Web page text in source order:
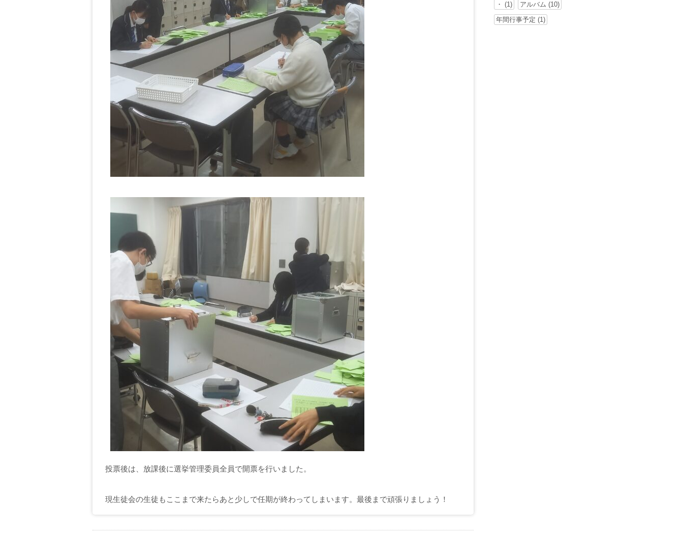
投票後は、放課後に選挙管理委員全員で開票を行いました。
現生徒会の生徒もここまで来たらあと少しで任期が終わってしまいます。最後まで頑張りましょう！
・ (1)
アルバム (10)
年間行事予定 (1)